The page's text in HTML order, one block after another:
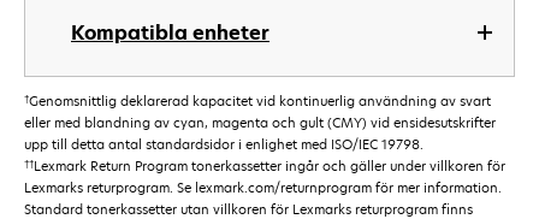
Kompatibla enheter
†Genomsnittlig deklarerad kapacitet vid kontinuerlig användning av svart
eller med blandning av cyan, magenta och gult (CMY) vid ensidesutskrifter
upp till detta antal standardsidor i enlighet med ISO/IEC 19798.
††Lexmark Return Program tonerkassetter ingår och gäller under villkoren för
Lexmarks returprogram. Se lexmark.com/returnprogram för mer information.
Standard tonerkassetter utan villkoren för Lexmarks returprogram finns